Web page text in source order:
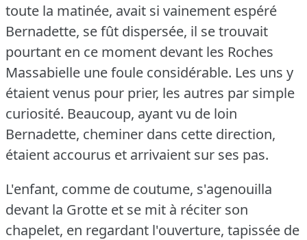
toute la matinée, avait si vainement espéré
Bernadette, se fût dispersée, il se trouvait
pourtant en ce moment devant les Roches
Massabielle une foule considérable. Les uns y
étaient venus pour prier, les autres par simple
curiosité. Beaucoup, ayant vu de loin
Bernadette, cheminer dans cette direction,
étaient accourus et arrivaient sur ses pas.
L'enfant, comme de coutume, s'agenouilla
devant la Grotte et se mit à réciter son
chapelet, en regardant l'ouverture, tapissée de